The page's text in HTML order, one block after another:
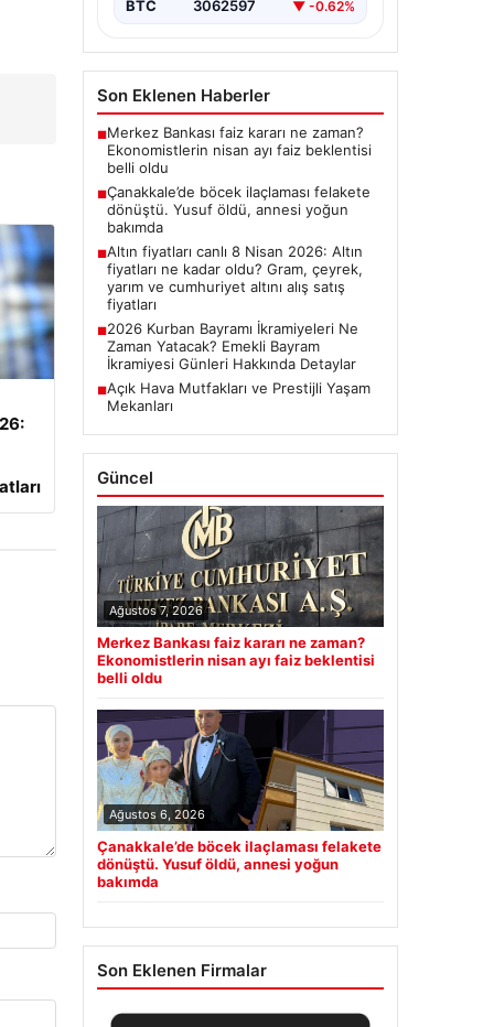
BTC 3062597 ▼ -0.62%
Son Eklenen Haberler
■Merkez Bankası faiz kararı ne zaman?
Ekonomistlerin nisan ayı faiz beklentisi
belli oldu
■Çanakkale’de böcek ilaçlaması felakete
dönüştü. Yusuf öldü, annesi yoğun
bakımda
■Altın fiyatları canlı 8 Nisan 2026: Altın
fiyatları ne kadar oldu? Gram, çeyrek,
yarım ve cumhuriyet altını alış satış
fiyatları
■2026 Kurban Bayramı İkramiyeleri Ne
Zaman Yatacak? Emekli Bayram
İkramiyesi Günleri Hakkında Detaylar
■Açık Hava Mutfakları ve Prestijli Yaşam
Mekanları
Güncel
Ağustos 7, 2026
Merkez Bankası faiz kararı ne zaman?
Ekonomistlerin nisan ayı faiz beklentisi
belli oldu
Ağustos 6, 2026
Çanakkale’de böcek ilaçlaması felakete
dönüştü. Yusuf öldü, annesi yoğun
bakımda
Son Eklenen Firmalar